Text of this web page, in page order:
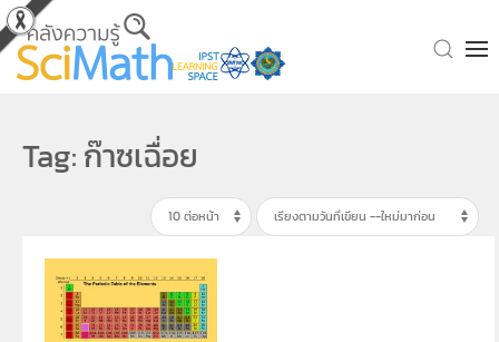
Skip to main content
Tag: ก๊าซเฉื่อย